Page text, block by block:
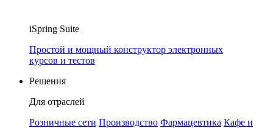
iSpring Suite
Простой и мощный конструктор электронных
курсов и тестов
Решения
Для отраслей
Розничные сети Производство Фармацевтика Кафе и